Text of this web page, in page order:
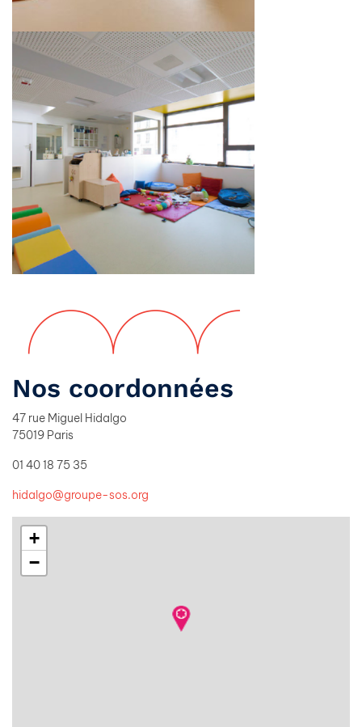
Nos coordonnées
47 rue Miguel Hidalgo
75019 Paris
01 40 18 75 35
hidalgo@groupe-sos.org
+
−